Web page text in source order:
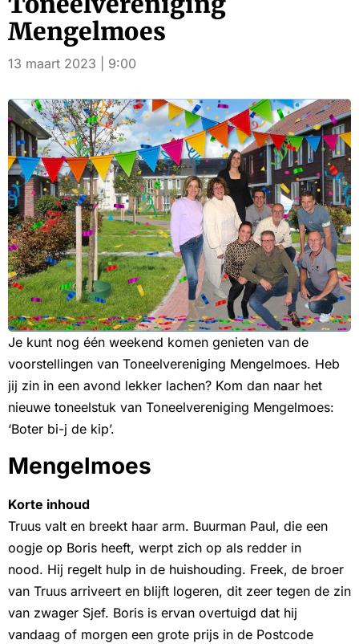
Mengelmoes
13 maart 2023 | 9:00
Je kunt nog één weekend komen genieten van de
voorstellingen van Toneelvereniging Mengelmoes. Heb
jij zin in een avond lekker lachen? Kom dan naar het
nieuwe toneelstuk van Toneelvereniging Mengelmoes:
‘Boter bi-j de kip’.
Mengelmoes
Korte inhoud
Truus valt en breekt haar arm. Buurman Paul, die een
oogje op Boris heeft, werpt zich op als redder in
nood. Hij regelt hulp in de huishouding. Freek, de broer
van Truus arriveert en blijft logeren, dit zeer tegen de zin
van zwager Sjef. Boris is ervan overtuigd dat hij
vandaag of morgen een grote prijs in de Postcode